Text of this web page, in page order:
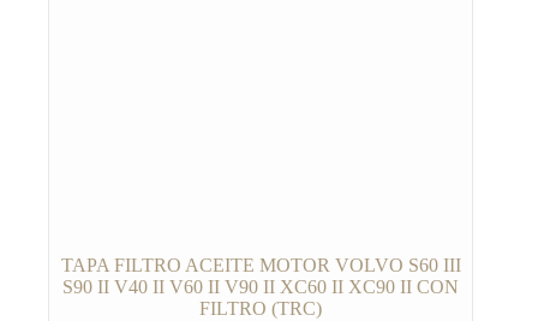
TAPA FILTRO ACEITE MOTOR VOLVO S60 III
S90 II V40 II V60 II V90 II XC60 II XC90 II CON
FILTRO (TRC)